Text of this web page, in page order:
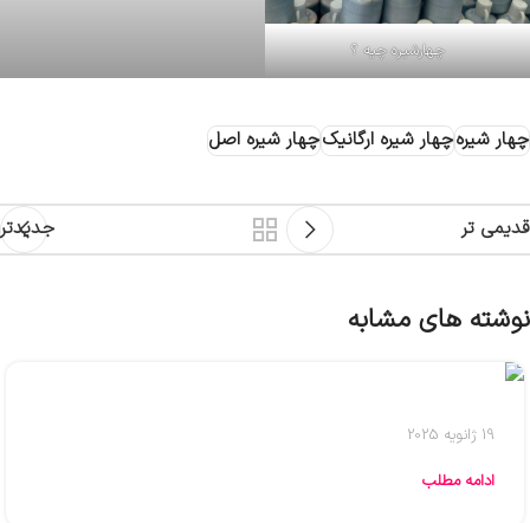
چهارشیره چیه ؟
چهار شیرهچهار شیره ارگانیکچهار شیره اصل
جدیدتر قدیمی تر
نوشته های مشابه
19 ژانویه 2025
ادامه مطلب